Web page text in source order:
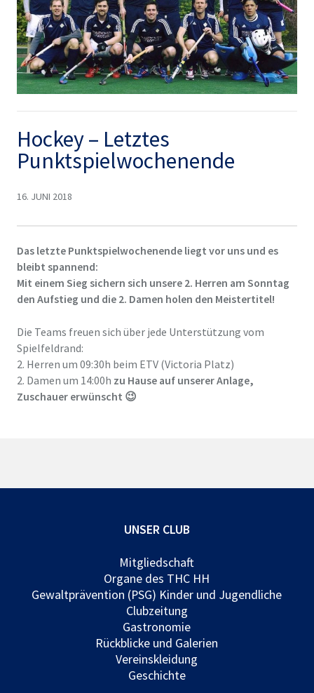
Hockey – Letztes
Punktspielwochenende
16. JUNI 2018
Das letzte Punktspielwochenende liegt vor uns und es
bleibt spannend:
Mit einem Sieg sichern sich unsere 2. Herren am Sonntag
den Aufstieg und die 2. Damen holen den Meistertitel!
Die Teams freuen sich über jede Unterstützung vom
Spielfeldrand:
2. Herren um 09:30h beim ETV (Victoria Platz)
2. Damen um 14:00h zu Hause auf unserer Anlage,
Zuschauer erwünscht 😉
UNSER CLUB
Mitgliedschaft
Organe des THC HH
Gewaltprävention (PSG) Kinder und Jugendliche
Clubzeitung
Gastronomie
Rückblicke und Galerien
Vereinskleidung
Geschichte